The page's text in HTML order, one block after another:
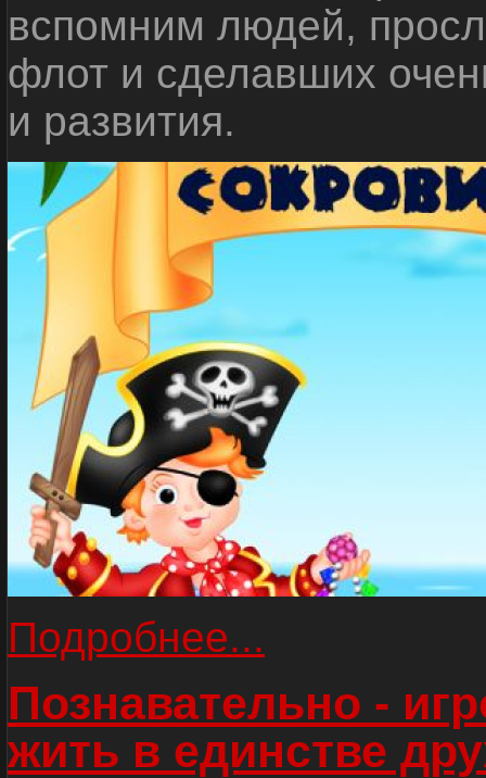
вспомним людей,
флот и сделавших
и развития.
Подробнее...
Познавательно -
жить в единстве